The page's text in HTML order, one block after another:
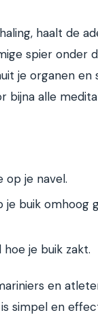
haalt de
spier onder
je organen
bijna alle
op je navel.
buik omhoog
je buik zakt.
en
simpel en